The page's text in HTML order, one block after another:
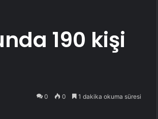
190 kişi
0 0 1 dakika okuma süresi